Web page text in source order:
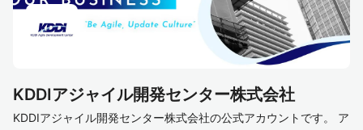
KDDIアジャイル開発センター株式会社
KDDIアジャイル開発センター株式会社の公式アカウントです。 ア